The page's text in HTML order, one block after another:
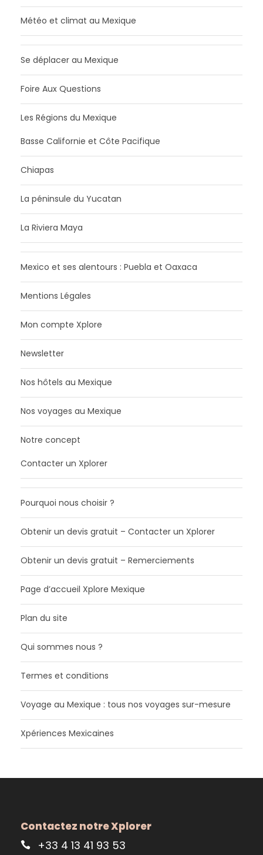
Météo et climat au Mexique
Se déplacer au Mexique
Foire Aux Questions
Les Régions du Mexique
Basse Californie et Côte Pacifique
Chiapas
La péninsule du Yucatan
La Riviera Maya
Mexico et ses alentours : Puebla et Oaxaca
Mentions Légales
Mon compte Xplore
Newsletter
Nos hôtels au Mexique
Nos voyages au Mexique
Notre concept
Contacter un Xplorer
Pourquoi nous choisir ?
Obtenir un devis gratuit – Contacter un Xplorer
Obtenir un devis gratuit – Remerciements
Page d’accueil Xplore Mexique
Plan du site
Qui sommes nous ?
Termes et conditions
Voyage au Mexique : tous nos voyages sur-mesure
Xpériences Mexicaines
Contactez notre Xplorer
+33 4 13 41 93 53